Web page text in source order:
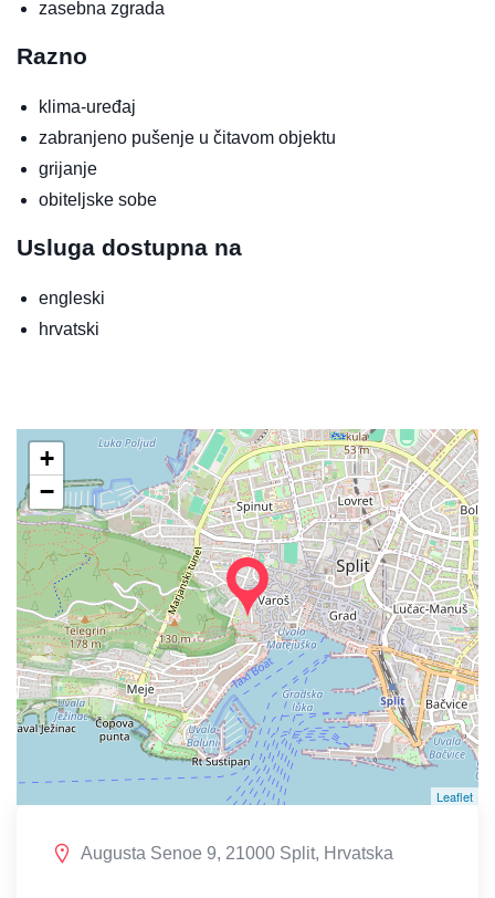
zasebna zgrada
Razno
klima-uređaj
zabranjeno pušenje u čitavom objektu
grijanje
obiteljske sobe
Usluga dostupna na
engleski
hrvatski
+
−
Leaflet
Augusta Senoe 9, 21000 Split, Hrvatska